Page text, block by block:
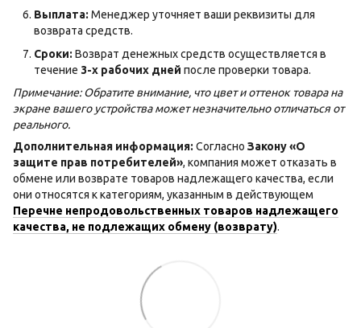
Выплата: Менеджер уточняет ваши реквизиты для
возврата средств.
Сроки: Возврат денежных средств осуществляется в
течение 3-х рабочих дней после проверки товара.
Примечание: Обратите внимание, что цвет и оттенок товара на
экране вашего устройства может незначительно отличаться от
реального.
Дополнительная информация: Согласно Закону «О
защите прав потребителей», компания может отказать в
обмене или возврате товаров надлежащего качества, если
они относятся к категориям, указанным в действующем
Перечне непродовольственных товаров надлежащего
качества, не подлежащих обмену (возврату).